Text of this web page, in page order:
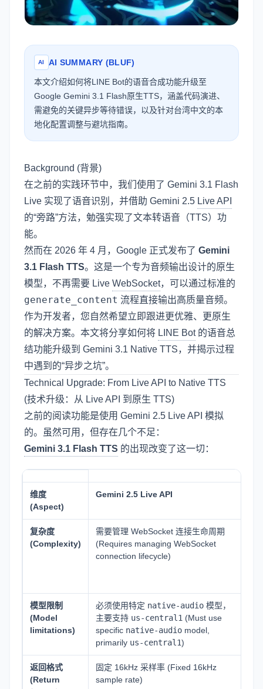
AI AI SUMMARY (BLUF)
本文介绍如何将LINE Bot的语音合成功能升级至
Google Gemini 3.1 Flash原生TTS，涵盖代码演进、
需避免的关键异步等待错误，以及针对台湾中文的本
地化配置调整与避坑指南。
Background (背景)
在之前的实践环节中，我们使用了 Gemini 3.1 Flash
Live 实现了语音识别，并借助 Gemini 2.5 Live API
的“旁路”方法，勉强实现了文本转语音（TTS）功
能。
然而在 2026 年 4 月，Google 正式发布了 Gemini
3.1 Flash TTS。这是一个专为音频输出设计的原生
模型，不再需要 Live WebSocket，可以通过标准的
generate_content 流程直接输出高质量音频。
作为开发者，您自然希望立即跟进更优雅、更原生
的解决方案。本文将分享如何将 LINE Bot的语音总
结功能升级到 Gemini 3.1 Native TTS，并揭示过程
中遇到的“异步之坑”。
Technical Upgrade: From Live API to Native TTS
(技术升级：从 Live API 到原生 TTS)
之前的阅读功能是使用 Gemini 2.5 Live API 模拟
的。虽然可用，但存在几个不足：
Gemini 3.1 Flash TTS 的出现改变了这一切：
维度
(Aspect)
Gemini 2.5 Live API
复杂度
(Complexity)
需要管理 WebSocket 连接生命周期
(Requires managing WebSocket
connection lifecycle)
模型限制
(Model
limitations)
必须使用特定 native-audio 模型，
主要支持 us-central1 (Must use
specific native-audio model,
primarily us-central1)
返回格式
(Return
固定 16kHz 采样率 (Fixed 16kHz
sample rate)